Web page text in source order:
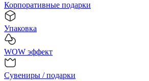
Корпоративные подарки
Упаковка
WOW эффект
Сувениры / подарки